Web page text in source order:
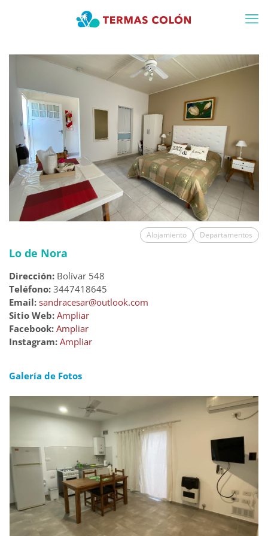
Alojamiento Departamentos
Lo de Nora
Dirección: Bolívar 548
Teléfono: 3447418645
Email: sandracesar@outlook.com
Sitio Web: Ampliar
Facebook: Ampliar
Instagram: Ampliar
Galería de Fotos